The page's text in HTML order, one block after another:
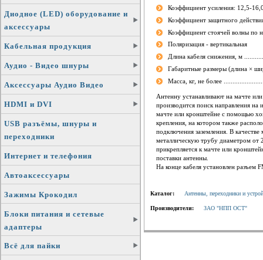
Диодное (LED) оборудование и
аксессуары
Кабельная продукция
Аудио - Видео шнуры
Аксессуары Аудио Видео
HDMI и DVI
USB разъёмы, шнуры и
переходники
Интернет и телефония
Автоаксессуары
Зажимы Крокодил
Блоки питания и сетевые
адаптеры
Всё для пайки
Коэффициент усиления: 12,5-
Коэффициент защитного
Коэффициент стоячей волны по
Поляризация - вертикальная
Длина кабеля снижения, м
Габаритные размеры (длина ×
Масса, кг, не более
Антенну устанавливают на мачте
производится поиск направления на
мачте или кронштейне с помощью
крепления, на котором также
подключения заземления. В
металлическую трубу диаметром от
прикрепляется к мачте или
поставки антенны.
На конце кабеля установлен разъем
Каталог: Антенны, переходники и
Производители: ЗАО "НПП ОСТ"